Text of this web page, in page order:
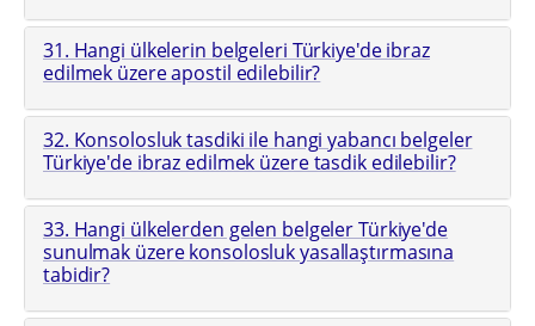
31. Hangi ülkelerin belgeleri Türkiye'de ibraz
edilmek üzere apostil edilebilir?
32. Konsolosluk tasdiki ile hangi yabancı belgeler
Türkiye'de ibraz edilmek üzere tasdik edilebilir?
33. Hangi ülkelerden gelen belgeler Türkiye'de
sunulmak üzere konsolosluk yasallaştırmasına
tabidir?